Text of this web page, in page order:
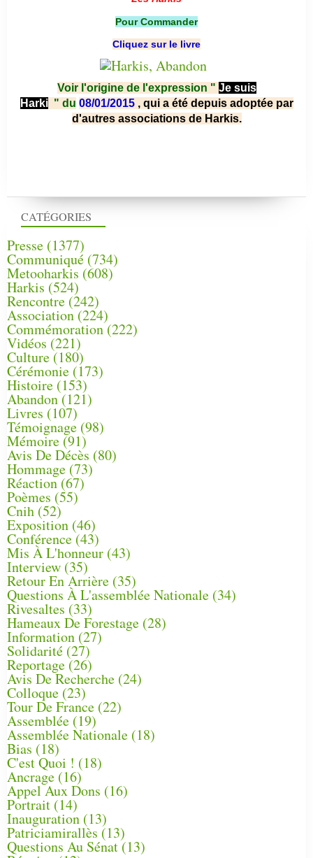
CATÉGORIES
Presse (1377)
Communiqué (734)
Metooharkis (608)
Harkis (524)
Rencontre (242)
Association (224)
Commémoration(222)
Vidéos (221)
Culture(180)
Cérémonie (173)
Histoire (153)
Abandon(121)
Livres (107)
Témoignage (98)
Mémoire (91)
Avis De Décès (80)
Hommage (73)
Réaction(67)
Poèmes (55)
Cnih (52)
Exposition (46)
Conférence(43)
Mis À L'honneur (43)
Interview (35)
Retour En Arrière (35)
Questions À L'assemblée Nationale (34)
Rivesaltes (33)
Hameaux De Forestage (28)
Information (27)
Solidarité (27)
Reportage (26)
Avis De Recherche (24)
Colloque (23)
Tour De France (22)
Assemblée (19)
Assemblée Nationale (18)
Bias (18)
C'est Quoi ! (18)
Ancrage (16)
Appel Aux Dons (16)
Portrait (14)
Inauguration (13)
Patriciamirallès (13)
Questions Au Sénat(13)
Pour Commander
Cliquez sur le livre
Voir l'origine de l'expression " Je suis
Harki " du 08/01/2015 , qui a été depuis adoptée par
d'autres associations de Harkis.